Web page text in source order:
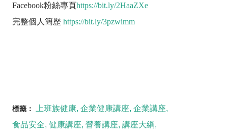
Facebook粉絲專頁https://bit.ly/2HaaZXe
完整個人簡歷 https://bit.ly/3pzwimm
標籤： 上班族健康 企業健康講座 企業講座
食品安全 健康講座 營養講座 講座大綱